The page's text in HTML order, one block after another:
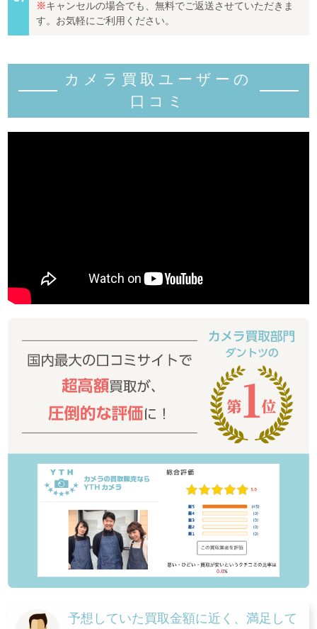
※キャンセルの場合でも、無料でご返送させていただきま
す。お気軽にご利用ください。
カメラ買取ユーザーの
口コミ
予想していた買取金額に近く、満足して